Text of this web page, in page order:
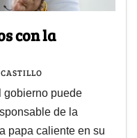
con la
gobierno puede
de la
papa caliente en su